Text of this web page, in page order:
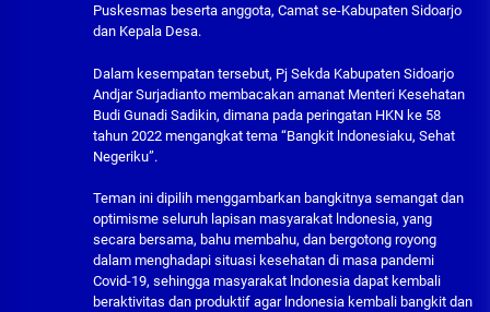
Puskesmas beserta anggota, Camat se-Kabupaten Sidoarjo
dan Kepala Desa.
Dalam kesempatan tersebut, Pj Sekda Kabupaten Sidoarjo
Andjar Surjadianto membacakan amanat Menteri Kesehatan
Budi Gunadi Sadikin, dimana pada peringatan HKN ke 58
tahun 2022 mengangkat tema “Bangkit lndonesiaku, Sehat
Negeriku”.
Teman ini dipilih menggambarkan bangkitnya semangat dan
optimisme seluruh lapisan masyarakat lndonesia, yang
secara bersama, bahu membahu, dan bergotong royong
dalam menghadapi situasi kesehatan di masa pandemi
Covid-19, sehingga masyarakat lndonesia dapat kembali
beraktivitas dan produktif agar lndonesia kembali bangkit dan